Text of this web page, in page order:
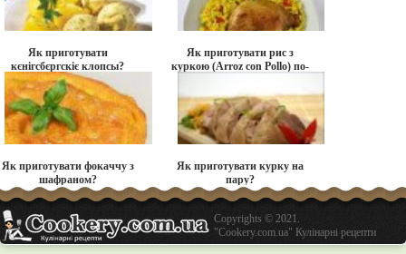
Як приготувати
кєнігсбєргскіє клопсы?
Як приготувати рис з
куркою (Arroz con Pollo) по-
Як приготувати фокаччу з
шафраном?
Як приготувати курку на
пару?
Copyrights © 2021.
"Cookery.com.ua" Кулінарні рецепти